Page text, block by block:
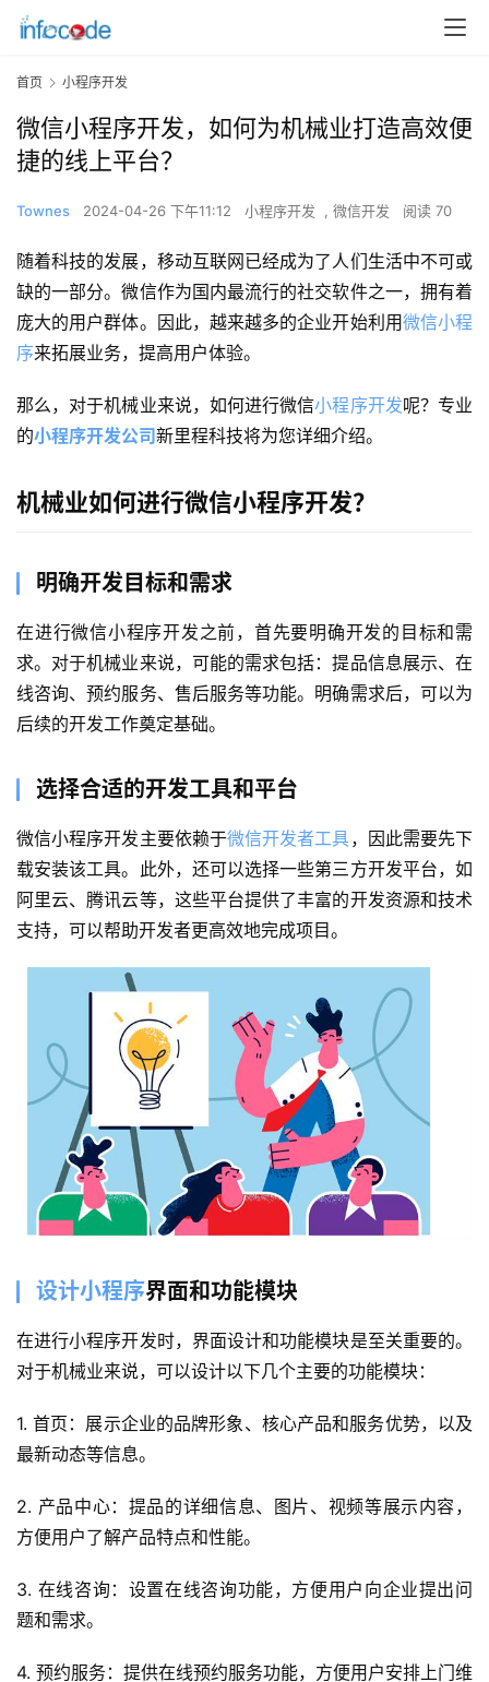
首页 小程序开发
微信小程序开发，如何为机械业打造高效便
捷的线上平台？
Townes 2024-04-26 下午11:12 小程序开发 , 微信开发 阅读 70
随着科技的发展，移动互联网已经成为了人们生活中不可或
缺的一部分。微信作为国内最流行的社交软件之一，拥有着
庞大的用户群体。因此，越来越多的企业开始利用微信小程
序来拓展业务，提高用户体验。
那么，对于机械业来说，如何进行微信小程序开发呢？专业
的小程序开发公司新里程科技将为您详细介绍。
机械业如何进行微信小程序开发？
明确开发目标和需求
在进行微信小程序开发之前，首先要明确开发的目标和需
求。对于机械业来说，可能的需求包括：提品信息展示、在
线咨询、预约服务、售后服务等功能。明确需求后，可以为
后续的开发工作奠定基础。
选择合适的开发工具和平台
微信小程序开发主要依赖于微信开发者工具，因此需要先下
载安装该工具。此外，还可以选择一些第三方开发平台，如
阿里云、腾讯云等，这些平台提供了丰富的开发资源和技术
支持，可以帮助开发者更高效地完成项目。
设计小程序界面和功能模块
在进行小程序开发时，界面设计和功能模块是至关重要的。
对于机械业来说，可以设计以下几个主要的功能模块：
1. 首页：展示企业的品牌形象、核心产品和服务优势，以及
最新动态等信息。
2. 产品中心：提品的详细信息、图片、视频等展示内容，
方便用户了解产品特点和性能。
3. 在线咨询：设置在线咨询功能，方便用户向企业提出问
题和需求。
4. 预约服务：提供在线预约服务功能，方便用户安排上门维